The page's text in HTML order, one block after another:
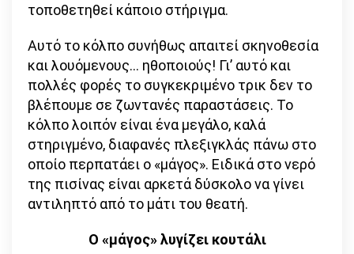
τοποθετηθεί κάποιο στήριγμα.
Αυτό το κόλπο συνήθως απαιτεί σκηνοθεσία
και λουόμενους… ηθοποιούς! Γι’ αυτό και
πολλές φορές το συγκεκριμένο τρικ δεν το
βλέπουμε σε ζωντανές παραστάσεις. Το
κόλπο λοιπόν είναι ένα μεγάλο, καλά
στηριγμένο, διαφανές πλεξιγκλάς πάνω στο
οποίο περπατάει ο «μάγος». Ειδικά στο νερό
της πισίνας είναι αρκετά δύσκολο να γίνει
αντιληπτό από το μάτι του θεατή.
Ο «μάγος» λυγίζει κουτάλι